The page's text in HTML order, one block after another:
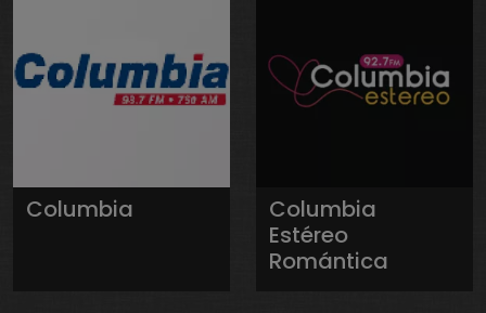
Columbia
Columbia
Estéreo
Romántica